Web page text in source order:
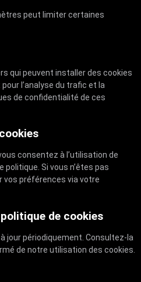
peut limiter certaines
qui peuvent installer des cookies
l’analyse du trafic et la
de confidentialité de ces
consentez à l’utilisation de
Si vous n’êtes pas
vos préférences via votre
de cookies
jour périodiquement. Consultez-la
de notre utilisation des cookies.